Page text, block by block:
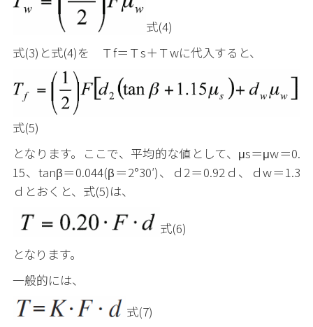
式(4)
式(3)と式(4)を Ｔf＝Ｔs＋Ｔwに代入すると、
式(5)
となります。ここで、平均的な値として、μs＝μw＝0.
15、tanβ＝0.044(β＝2°30′)、ｄ2＝0.92ｄ、ｄw＝1.3
ｄとおくと、式(5)は、
式(6)
となります。
一般的には、
式(7)